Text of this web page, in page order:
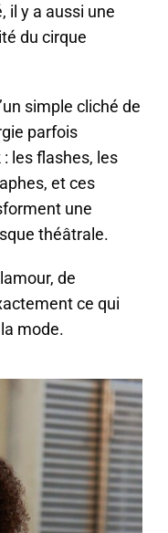
il y a aussi une
du cirque
simple cliché de
parfois
les flashes, les
et ces
une
théâtrale.
de
ce qui
mode.